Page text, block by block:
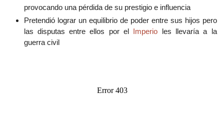
provocando una pérdida de su prestigio e influencia
Pretendió lograr un equilibrio de poder entre sus hijos pero
las disputas entre ellos por el Imperio les llevaría a la
guerra civil